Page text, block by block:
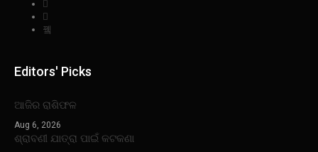
Editors' Picks
ଆଜିର ରାଶିଫଳ
Aug 6, 2026
ଶ୍ରାବଣୀ ଯାତ୍ରା ପାଇଁ କଟକଣା